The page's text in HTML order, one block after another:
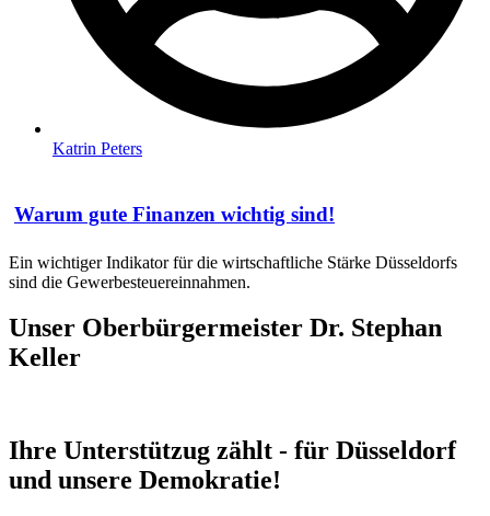
Katrin Peters
Warum gute Finanzen wichtig sind!
Ein wichtiger Indikator für die wirtschaftliche Stärke Düsseldorfs
sind die Gewerbesteuereinnahmen.
Unser Oberbürgermeister Dr. Stephan
Keller
Ihre Unterstützug zählt - für Düsseldorf
und unsere Demokratie!